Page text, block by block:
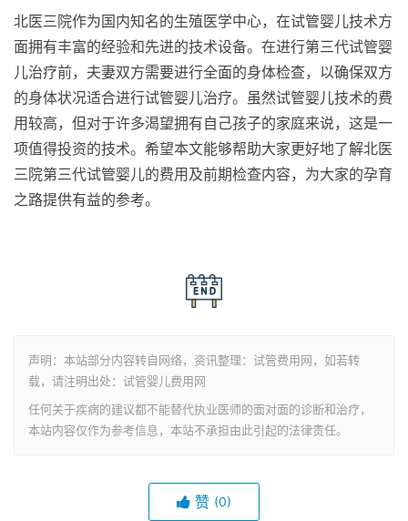
北医三院作为国内知名的生殖医学中心，在试管婴儿技术方
面拥有丰富的经验和先进的技术设备。在进行第三代试管婴
儿治疗前，夫妻双方需要进行全面的身体检查，以确保双方
的身体状况适合进行试管婴儿治疗。虽然试管婴儿技术的费
用较高，但对于许多渴望拥有自己孩子的家庭来说，这是一
项值得投资的技术。希望本文能够帮助大家更好地了解北医
三院第三代试管婴儿的费用及前期检查内容，为大家的孕育
之路提供有益的参考。
声明：本站部分内容转自网络，资讯整理：试管费用网，如若转
载，请注明出处：试管婴儿费用网
任何关于疾病的建议都不能替代执业医师的面对面的诊断和治疗，
本站内容仅作为参考信息，本站不承担由此引起的法律责任。
赞 (0)